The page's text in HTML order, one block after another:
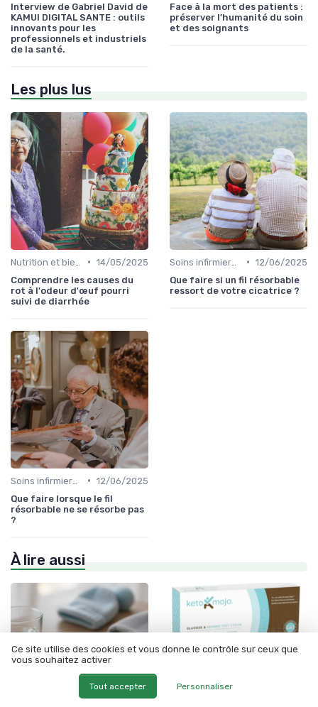
Interview de Gabriel David de
KAMUI DIGITAL SANTE : outils
innovants pour les
professionnels et industriels
de la santé.
Face à la mort des patients :
préserver l’humanité du soin
et des soignants
Les plus lus
• 14/05/2025
Comprendre les causes du
rot à l'odeur d'œuf pourri
suivi de diarrhée
• 12/06/2025
Que faire si un fil résorbable
ressort de votre cicatrice ?
• 12/06/2025
Que faire lorsque le fil
résorbable ne se résorbe pas
?
À lire aussi
Ce site utilise des cookies et vous donne le contrôle sur ceux que
vous souhaitez activer
Tout accepter Personnaliser